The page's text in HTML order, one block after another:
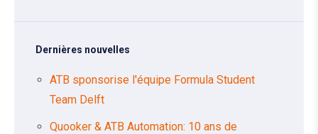
Dernières nouvelles
ATB sponsorise l'équipe Formula Student
Team Delft
Quooker & ATB Automation: 10 ans de